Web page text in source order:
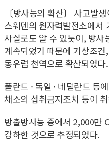
〔방사능의 확산〕 사고발
스웨덴의 원자력발전소에서
사실로도 알 수 있듯이, 방사
계속되었기 때문에 기상조
동유럽 천역으로 확산되었다.
폴란드 · 독일 · 네덜란드 등
채소의 섭취금지조치 등이
방출방사능 중에서 2,000만
강하한 것으로 추정되었다.